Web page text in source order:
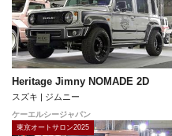
Heritage Jimny NOMADE 2D
スズキ | ジムニー
ケーエルシージャパン
東京オートサロン2025